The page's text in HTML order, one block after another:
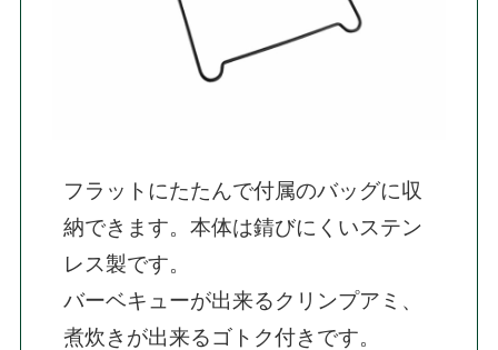
フラットにたたんで付属のバッグに収
納できます。本体は錆びにくいステン
レス製です。
バーベキューが出来るクリンプアミ、
煮炊きが出来るゴトク付きです。